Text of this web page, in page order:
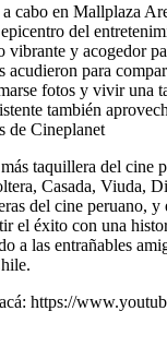
cabo en Mallplaza
del
vibrante y acogedor
acudieron para
fotos y vivir una
también
de Cineplanet
taquillera del cine
Casada, Viuda,
del cine peruano, y
el éxito con una
a las entrañables
https://